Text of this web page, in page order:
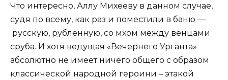
Что интересно, Аллу Михееву в данном случае,
судя по всему, как раз и поместили в баню —
русскую, рубленную, со мхом между венцами
сруба. И хотя ведущая «Вечернего Урганта»
абсолютно не имеет ничего общего с образом
классической народной героини – этакой